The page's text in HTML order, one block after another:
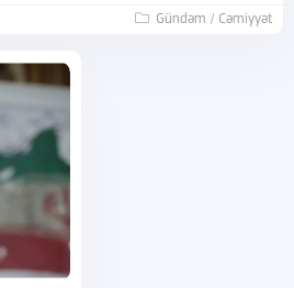
Gündəm / Cəmiyyət